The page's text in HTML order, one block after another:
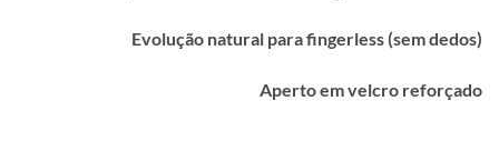
Evolução natural para fingerless (sem dedos)
Aperto em velcro reforçado